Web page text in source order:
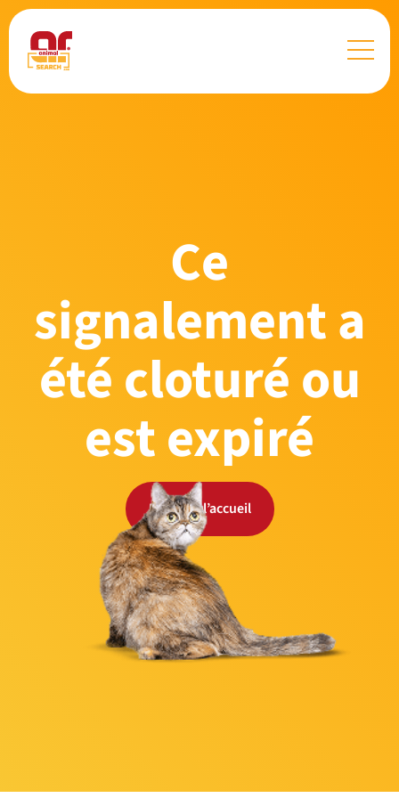
Ce
signalement a
été cloturé ou
est expiré
Retour à l’accueil